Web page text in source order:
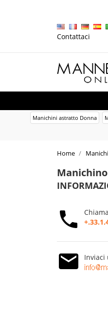
Contattaci
Manichini astratto Donna
Home
Inviaci